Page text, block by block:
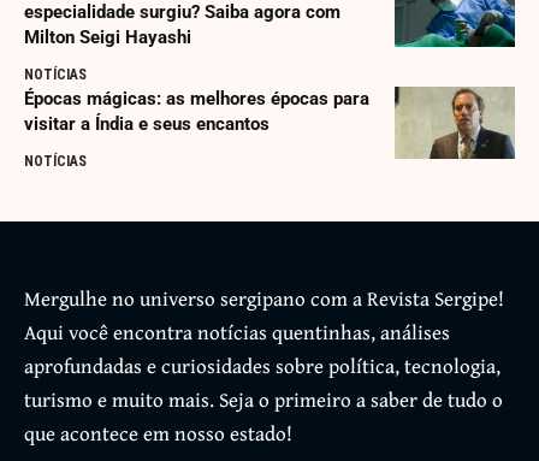
especialidade surgiu? Saiba agora com
Milton Seigi Hayashi
NOTÍCIAS
Épocas mágicas: as melhores épocas para
visitar a Índia e seus encantos
NOTÍCIAS
Mergulhe no universo sergipano com a Revista Sergipe!
Aqui você encontra notícias quentinhas, análises
aprofundadas e curiosidades sobre política, tecnologia,
turismo e muito mais. Seja o primeiro a saber de tudo o
que acontece em nosso estado!